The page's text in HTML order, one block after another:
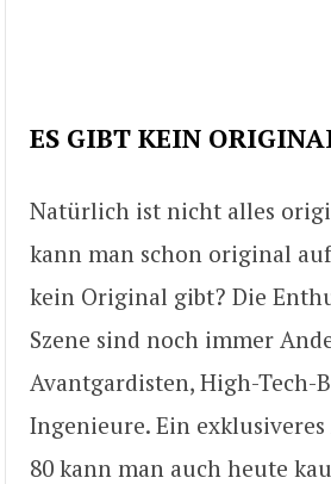
ES GIBT KEIN
Natürlich ist nicht alles
kann man schon original
kein Original gibt? Die
Szene sind noch immer
Avantgardisten, High-Tech-
Ingenieure. Ein exklusiveres
80 kann man auch heute